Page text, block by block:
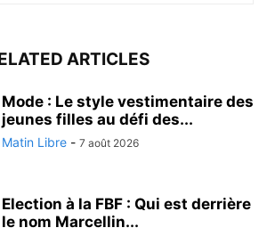
ARTICLES
Mode : Le style vestimentaire des
jeunes filles au défi des...
Matin Libre - 7 août 2026
Election à la FBF : Qui est derrière
le nom Marcellin...